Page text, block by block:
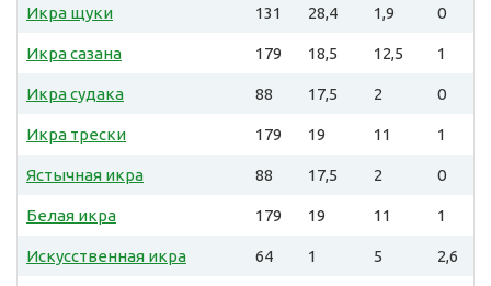
Икра щуки 131 28,4 1,9 0
Икра сазана 179 18,5 12,5 1
Икра судака 88 17,5 2 0
Икра трески 179 19 11 1
Ястычная икра 88 17,5 2 0
Белая икра 179 19 11 1
Искусственная икра 64 1 5 2,6